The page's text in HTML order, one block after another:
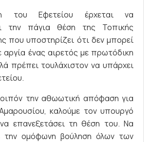
του Εφετείου έρχεται να
την πάγια θέση της Τοπικής
που υποστηρίζει ότι δεν μπορεί
αργία ένας αιρετός με πρωτόδικη
πρέπει τουλάχιστον να υπάρχει
την αθωωτική απόφαση για
καλούμε τον υπουργό
επανεξετάσει τη θέση του. Να
την ομόφωνη βούληση όλων των